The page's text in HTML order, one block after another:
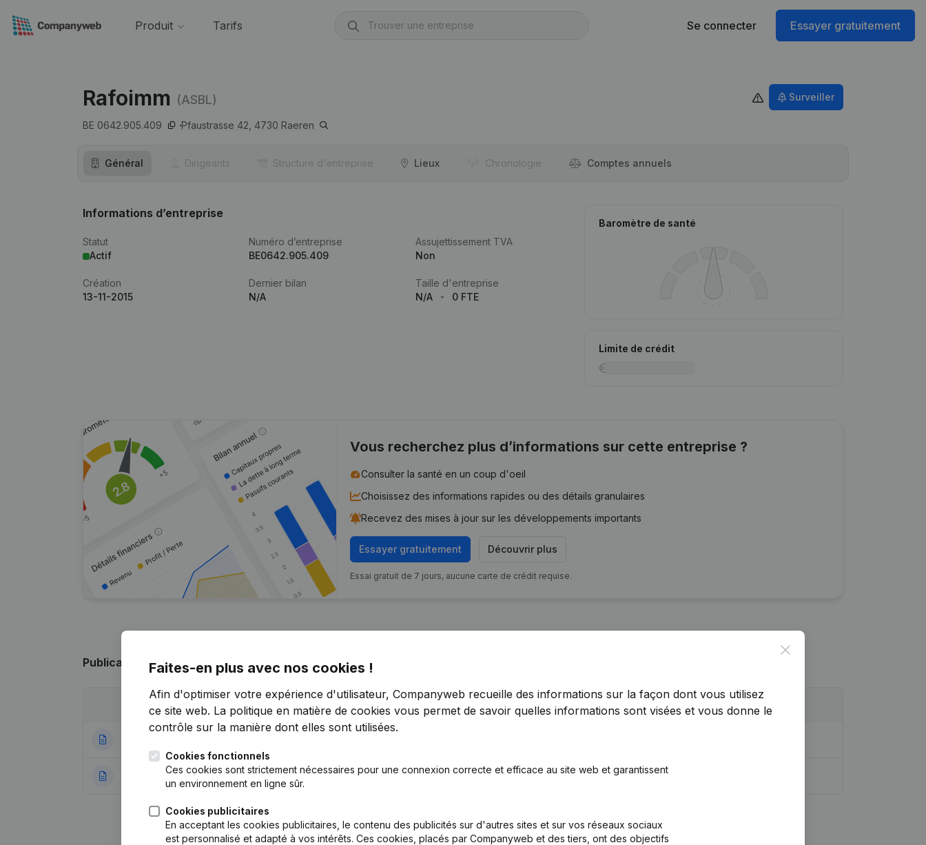
Produit Tarifs Se connecter Essayer gratuitement
Rafoimm (ASBL)
BE 0642.905.409 Pfaustrasse 42, 4730 Raeren
Surveiller
Général Dirigeants Structure d'entreprise Lieux Chronologie Comptes annuels
Informations d’entreprise
Statut
Actif
Numéro d’entreprise
BE0642.905.409
Assujettissement TVA
Non
Création
13-11-2015
Dernier bilan
N/A
Taille d'entreprise
N/A
0 FTE
Baromètre de santé
Limite de crédit
Vous recherchez plus d’informations sur cette entreprise ?
Consulter la santé en un coup d'oeil
Choisissez des informations rapides ou des détails granulaires
Recevez des mises à jour sur les développements importants
Essayer gratuitement Découvrir plus
Essai gratuit de 7 jours, aucune carte de crédit requise.
Publicationsde Rafoimm
Publication
25-11-2015 Rubrik Gruendung (Neue Rechtsperson, Eroeffnung Filiale, Usw)(DE)
Close
Faites-en plus avec nos cookies !
Afin d'optimiser votre expérience d'utilisateur, Companyweb recueille des informations sur la façon dont vous utilisez
ce site web. La politique en matière de cookies vous permet de savoir quelles informations sont visées et vous donne le
contrôle sur la manière dont elles sont utilisées.
Cookies fonctionnels
Ces cookies sont strictement nécessaires pour une connexion correcte et efficace au site web et garantissent
un environnement en ligne sûr.
Cookies publicitaires
En acceptant les cookies publicitaires, le contenu des publicités sur d'autres sites et sur vos réseaux sociaux
est personnalisé et adapté à vos intérêts. Ces cookies, placés par Companyweb et des tiers, ont des objectifs